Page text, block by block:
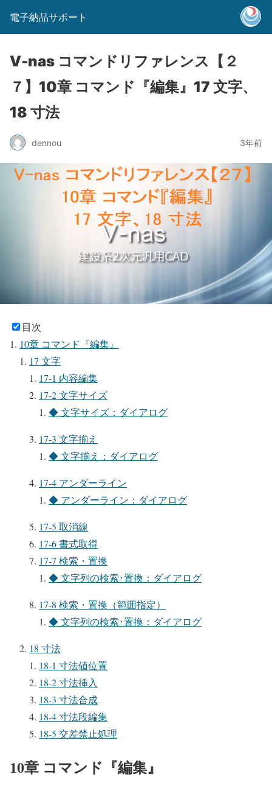
電子納品サポート
V-nas コマンドリファレンス【２
７】10章 コマンド『編集』17 文字、
18 寸法
dennou 3年前
目次
10章 コマンド『編集』
17 文字
17-1 内容編集
17-2 文字サイズ
◆ 文字サイズ：ダイアログ
17-3 文字揃え
◆ 文字揃え：ダイアログ
17-4 アンダーライン
◆ アンダーライン：ダイアログ
17-5 取消線
17-6 書式取得
17-7 検索・置換
◆ 文字列の検索･置換：ダイアログ
17-8 検索・置換（範囲指定）
◆ 文字列の検索･置換：ダイアログ
18 寸法
18-1 寸法値位置
18-2 寸法挿入
18-3 寸法合成
18-4 寸法段編集
18-5 交差禁止処理
10章 コマンド『編集』